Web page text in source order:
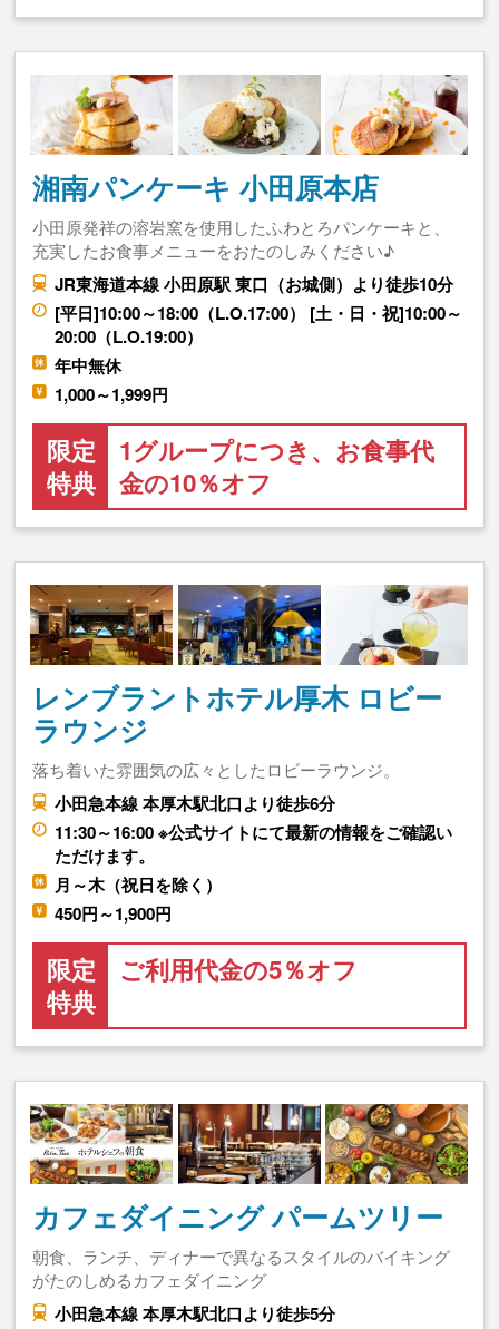
湘南パンケーキ 小田原本店
小田原発祥の溶岩窯を使用したふわとろパンケーキと、
充実したお食事メニューをおたのしみください♪
JR東海道本線 小田原駅 東口（お城側）より徒歩10分
[平日]10:00～18:00（L.O.17:00） [土・日・祝]10:00～
20:00（L.O.19:00）
年中無休
1,000～1,999円
限定
特典
1グループにつき、お食事代
金の10％オフ
レンブラントホテル厚木 ロビー
ラウンジ
落ち着いた雰囲気の広々としたロビーラウンジ。
小田急本線 本厚木駅北口より徒歩6分
11:30～16:00 ※公式サイトにて最新の情報をご確認い
ただけます。
月～木（祝日を除く）
450円～1,900円
限定
特典
ご利用代金の5％オフ
カフェダイニング パームツリー
朝食、ランチ、ディナーで異なるスタイルのバイキング
がたのしめるカフェダイニング
小田急本線 本厚木駅北口より徒歩5分